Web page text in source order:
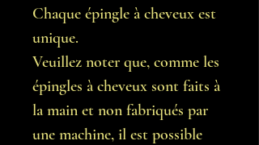
Chaque épingle à cheveux est
unique.
Veuillez noter que, comme les
épingles à cheveux sont faits à
la main et non fabriqués par
une machine, il est possible